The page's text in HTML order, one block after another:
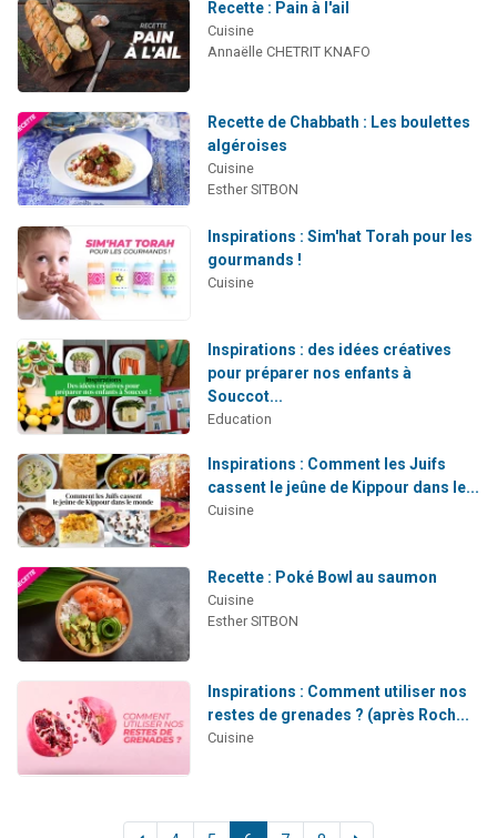
Recette : Pain à l'ail
Cuisine
Annaëlle CHETRIT KNAFO
Recette de Chabbath : Les boulettes
algéroises
Cuisine
Esther SITBON
Inspirations : Sim'hat Torah pour les
gourmands !
Cuisine
Inspirations : des idées créatives
pour préparer nos enfants à
Souccot...
Education
Inspirations : Comment les Juifs
cassent le jeûne de Kippour dans le...
Cuisine
Recette : Poké Bowl au saumon
Cuisine
Esther SITBON
Inspirations : Comment utiliser nos
restes de grenades ? (après Roch...
Cuisine